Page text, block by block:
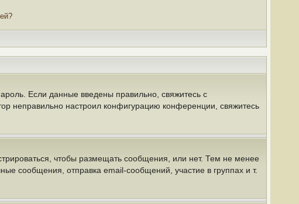
Если данные введены правильно, свяжитесь с
неправильно настроил конфигурацию конференции, свяжитесь
чтобы размещать сообщения, или нет. Тем не менее
сообщения, отправка email-сообщений, участие в группах и т.